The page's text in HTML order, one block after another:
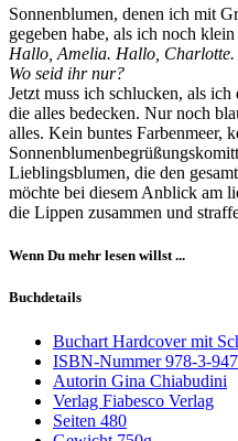
Sonnenblumen, denen ich mit
gegeben habe, als ich noch klein
Hallo, Amelia. Hallo,
Wo seid ihr nur?
Jetzt muss ich schlucken, als
die alles bedecken. Nur noch
alles. Kein buntes Farbenmeer,
Lieblingsblumen, die den
möchte bei diesem Anblick am
die Lippen zusammen und
Wenn Du mehr lesen willst ...
Buchdetails
Buchart Hardcover mit
ISBN-Nummer978-3-
Autorin Gina Chiabudini
Verlag Fiabesco Verlag
Seiten 480